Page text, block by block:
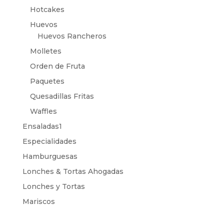
Hotcakes
Huevos
Huevos Rancheros
Molletes
Orden de Fruta
Paquetes
Quesadillas Fritas
Waffles
Ensaladas1
Especialidades
Hamburguesas
Lonches & Tortas Ahogadas
Lonches y Tortas
Mariscos